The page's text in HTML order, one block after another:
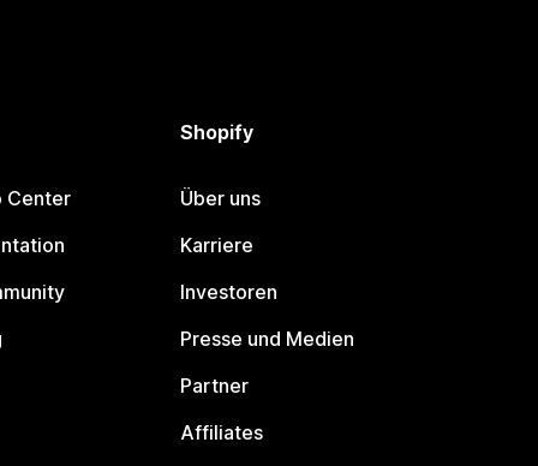
Center
Shopify
Über uns
Karriere
Investoren
Presse und Medien
Partner
Affiliates